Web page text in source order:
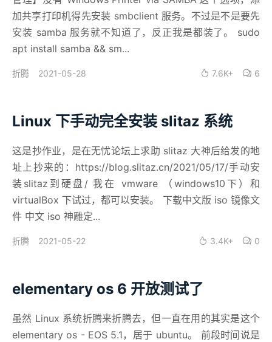
加共享打印机得先安装 smbclient 服务。不过是不是要先
安装 samba 服务就不知道了，反正我是都装了。 sudo
apt install samba && sm...
折腾 2021-05-28 7.6K+ 6
Linux 下手动完全安装 slitaz 系统
这是抄作业，是在无忧论坛上求助 slitaz 大神后给发的地
址上抄来的：https://blog.slitaz.cn/2021/05/17/手动安
装slitaz到硬盘/ 我在 vmware （windows10下）和
virtualBox 下试过，都可以安装。 下载中文版 iso 镜像文
件 中文 iso 神雕定...
折腾 2021-05-22 3.4K+ 0
elementary os 6 开放测试了
虽然 Linux 系统折腾来折腾去，但一直在用的其实是这个
elementary os - EOS 5.1，居于 ubuntu。 前段时间说是